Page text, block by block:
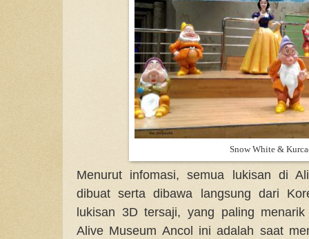
Snow White &
Menurut infomasi, semua lukisan di
dibuat serta dibawa langsung dari
lukisan 3D tersaji, yang paling
Alive Museum Ancol ini adalah saat